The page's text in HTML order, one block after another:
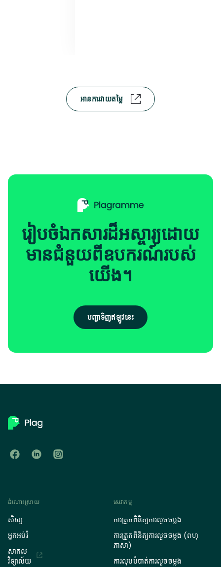
អានការវាយតម្លៃ
រៀបចំឯកសារដ៏អស្ចារ្យដោយ
មានជំនួយពីឧបករណ៍របស់
យើង។
បញ្ជាទិញឥឡូវនេះ
ដំណោះស្រាយ
សិស្ស
អ្នកអប់រំ
សាកល
វិទ្យាល័យ
សេវាកម្ម
ការត្រួតពិនិត្យការលួចចម្លង
ការត្រួតពិនិត្យការលួចចម្លង (ពហុ
ភាសា)
ការលុបបំបាត់ការលួចចម្លង